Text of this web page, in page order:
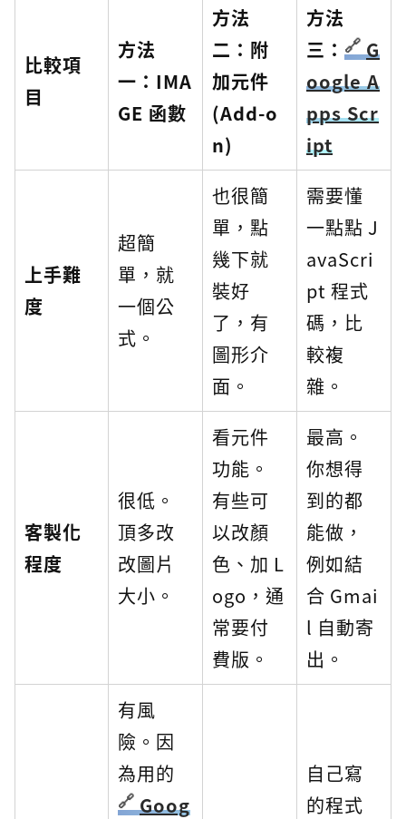
比較項
目
方法
一：IMA
GE 函數
方法
二：附
加元件
(Add-o
n)
方法
三：
G
oogle A
pps Scr
ipt
上手難
度
超簡
單，就
一個公
式。
也很簡
單，點
幾下就
裝好
了，有
圖形介
面。
需要懂
一點點 J
avaScri
pt 程式
碼，比
較複
雜。
客製化
程度
很低。
頂多改
改圖片
大小。
看元件
功能。
有些可
以改顏
色、加 L
ogo，通
常要付
費版。
最高。
你想得
到的都
能做，
例如結
合 Gmai
l 自動寄
出。
有風
險。因
為用的
Goog
自己寫
的程式